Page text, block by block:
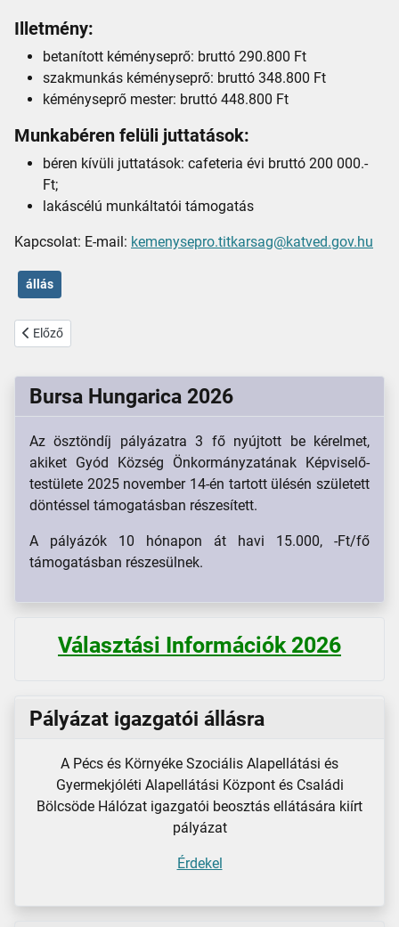
Illetmény:
betanított kéményseprő: bruttó 290.800 Ft
szakmunkás kéményseprő: bruttó 348.800 Ft
kéményseprő mester: bruttó 448.800 Ft
Munkabéren felüli juttatások:
béren kívüli juttatások: cafeteria évi bruttó 200 000.-
Ft;
lakáscélú munkáltatói támogatás
Kapcsolat: E-mail: kemenysepro.titkarsag@katved.gov.hu
állás
Előző cikk: Közvilágítás korszerűsítése
Előző
Bursa Hungarica 2026
Az ösztöndíj pályázatra 3 fő nyújtott be kérelmet,
akiket Gyód Község Önkormányzatának Képviselő-
testülete 2025 november 14-én tartott ülésén született
döntéssel támogatásban részesített.
A pályázók 10 hónapon át havi 15.000, -Ft/fő
támogatásban részesülnek.
Választási Információk 2026
Pályázat igazgatói állásra
A Pécs és Környéke Szociális Alapellátási és
Gyermekjóléti Alapellátási Központ és Családi
Bölcsöde Hálózat igazgatói beosztás ellátására kiírt
pályázat
Érdekel